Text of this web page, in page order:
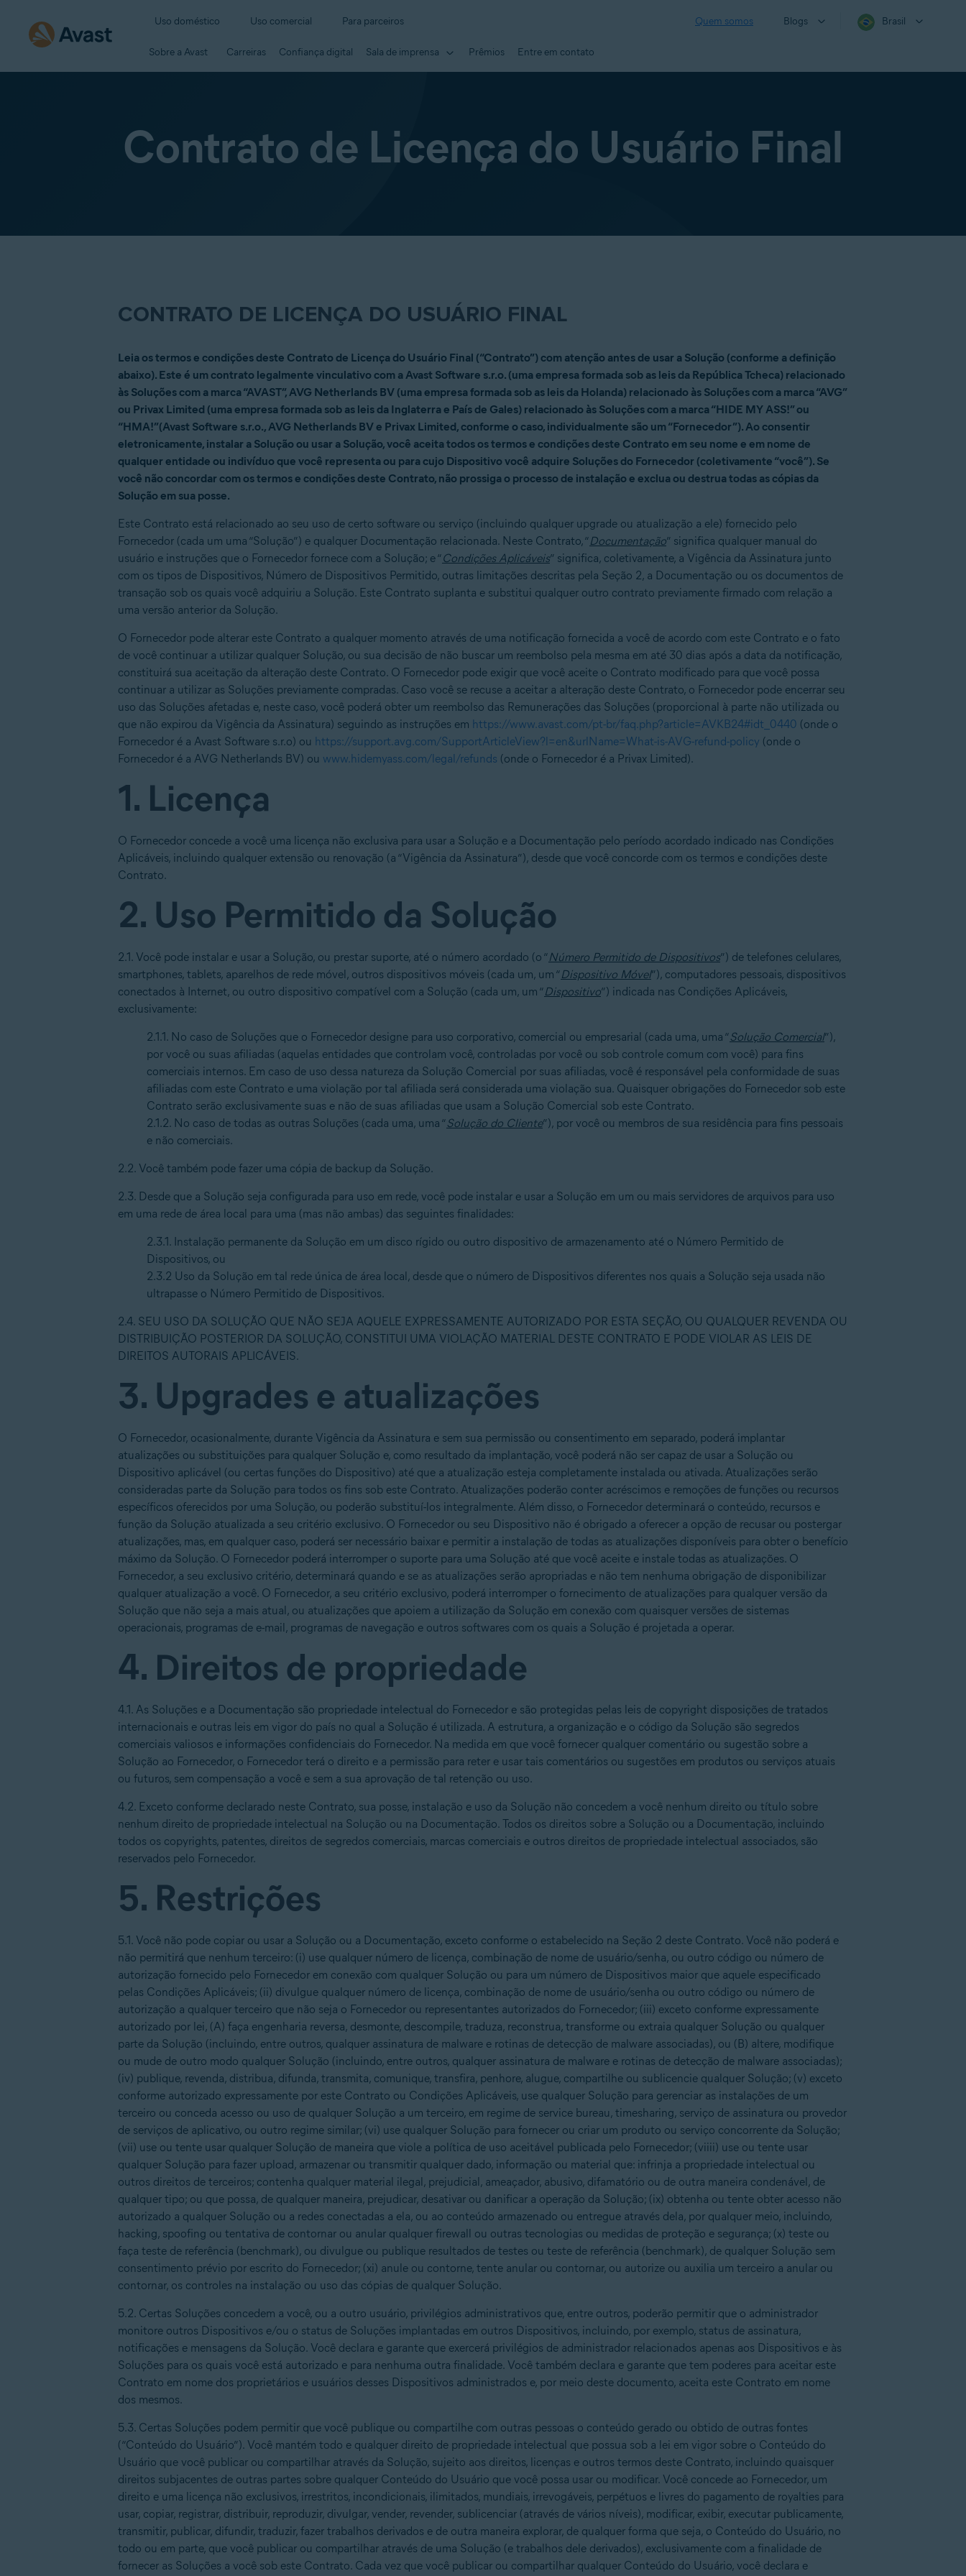
Uso doméstico Uso comercial Para parceiros Quem somos Blogs Brasil
Sobre a Avast Carreiras Confiança digital Sala de imprensa Prêmios Entre em contato
Contrato de Licença do Usuário Final
CONTRATO DE LICENÇA DO USUÁRIO FINAL
Leia os termos e condições deste Contrato de Licença do Usuário Final (“Contrato”) com atenção antes de usar a Solução (conforme a definição
abaixo). Este é um contrato legalmente vinculativo com a Avast Software s.r.o. (uma empresa formada sob as leis da República Tcheca) relacionado
às Soluções com a marca “AVAST”, AVG Netherlands BV (uma empresa formada sob as leis da Holanda) relacionado às Soluções com a marca “AVG”
ou Privax Limited (uma empresa formada sob as leis da Inglaterra e País de Gales) relacionado às Soluções com a marca “HIDE MY ASS!” ou
“HMA!”(Avast Software s.r.o., AVG Netherlands BV e Privax Limited, conforme o caso, individualmente são um “Fornecedor”). Ao consentir
eletronicamente, instalar a Solução ou usar a Solução, você aceita todos os termos e condições deste Contrato em seu nome e em nome de
qualquer entidade ou indivíduo que você representa ou para cujo Dispositivo você adquire Soluções do Fornecedor (coletivamente “você”). Se
você não concordar com os termos e condições deste Contrato, não prossiga o processo de instalação e exclua ou destrua todas as cópias da
Solução em sua posse.
Este Contrato está relacionado ao seu uso de certo software ou serviço (incluindo qualquer upgrade ou atualização a ele) fornecido pelo
Fornecedor (cada um uma “Solução”) e qualquer Documentação relacionada. Neste Contrato, “Documentação” significa qualquer manual do
usuário e instruções que o Fornecedor fornece com a Solução; e “Condições Aplicáveis” significa, coletivamente, a Vigência da Assinatura junto
com os tipos de Dispositivos, Número de Dispositivos Permitido, outras limitações descritas pela Seção 2, a Documentação ou os documentos de
transação sob os quais você adquiriu a Solução. Este Contrato suplanta e substitui qualquer outro contrato previamente firmado com relação a
uma versão anterior da Solução.
O Fornecedor pode alterar este Contrato a qualquer momento através de uma notificação fornecida a você de acordo com este Contrato e o fato
de você continuar a utilizar qualquer Solução, ou sua decisão de não buscar um reembolso pela mesma em até 30 dias após a data da notificação,
constituirá sua aceitação da alteração deste Contrato. O Fornecedor pode exigir que você aceite o Contrato modificado para que você possa
continuar a utilizar as Soluções previamente compradas. Caso você se recuse a aceitar a alteração deste Contrato, o Fornecedor pode encerrar seu
uso das Soluções afetadas e, neste caso, você poderá obter um reembolso das Remunerações das Soluções (proporcional à parte não utilizada ou
que não expirou da Vigência da Assinatura) seguindo as instruções em https://www.avast.com/pt-br/faq.php?article=AVKB24#idt_0440 (onde o
Fornecedor é a Avast Software s.r.o) ou https://support.avg.com/SupportArticleView?l=en&urlName=What-is-AVG-refund-policy (onde o
Fornecedor é a AVG Netherlands BV) ou www.hidemyass.com/legal/refunds (onde o Fornecedor é a Privax Limited).
1. Licença
O Fornecedor concede a você uma licença não exclusiva para usar a Solução e a Documentação pelo período acordado indicado nas Condições
Aplicáveis, incluindo qualquer extensão ou renovação (a “Vigência da Assinatura”), desde que você concorde com os termos e condições deste
Contrato.
2. Uso Permitido da Solução
2.1. Você pode instalar e usar a Solução, ou prestar suporte, até o número acordado (o “Número Permitido de Dispositivos”) de telefones celulares,
smartphones, tablets, aparelhos de rede móvel, outros dispositivos móveis (cada um, um “Dispositivo Móvel”), computadores pessoais, dispositivos
conectados à Internet, ou outro dispositivo compatível com a Solução (cada um, um “Dispositivo”) indicada nas Condições Aplicáveis,
exclusivamente:
2.1.1. No caso de Soluções que o Fornecedor designe para uso corporativo, comercial ou empresarial (cada uma, uma “Solução Comercial”),
por você ou suas afiliadas (aquelas entidades que controlam você, controladas por você ou sob controle comum com você) para fins
comerciais internos. Em caso de uso dessa natureza da Solução Comercial por suas afiliadas, você é responsável pela conformidade de suas
afiliadas com este Contrato e uma violação por tal afiliada será considerada uma violação sua. Quaisquer obrigações do Fornecedor sob este
Contrato serão exclusivamente suas e não de suas afiliadas que usam a Solução Comercial sob este Contrato.
2.1.2. No caso de todas as outras Soluções (cada uma, uma “Solução do Cliente”), por você ou membros de sua residência para fins pessoais
e não comerciais.
2.2. Você também pode fazer uma cópia de backup da Solução.
2.3. Desde que a Solução seja configurada para uso em rede, você pode instalar e usar a Solução em um ou mais servidores de arquivos para uso
em uma rede de área local para uma (mas não ambas) das seguintes finalidades:
2.3.1. Instalação permanente da Solução em um disco rígido ou outro dispositivo de armazenamento até o Número Permitido de
Dispositivos, ou
2.3.2 Uso da Solução em tal rede única de área local, desde que o número de Dispositivos diferentes nos quais a Solução seja usada não
ultrapasse o Número Permitido de Dispositivos.
2.4. SEU USO DA SOLUÇÃO QUE NÃO SEJA AQUELE EXPRESSAMENTE AUTORIZADO POR ESTA SEÇÃO, OU QUALQUER REVENDA OU
DISTRIBUIÇÃO POSTERIOR DA SOLUÇÃO, CONSTITUI UMA VIOLAÇÃO MATERIAL DESTE CONTRATO E PODE VIOLAR AS LEIS DE
DIREITOS AUTORAIS APLICÁVEIS.
3. Upgrades e atualizações
O Fornecedor, ocasionalmente, durante Vigência da Assinatura e sem sua permissão ou consentimento em separado, poderá implantar
atualizações ou substituições para qualquer Solução e, como resultado da implantação, você poderá não ser capaz de usar a Solução ou
Dispositivo aplicável (ou certas funções do Dispositivo) até que a atualização esteja completamente instalada ou ativada. Atualizações serão
consideradas parte da Solução para todos os fins sob este Contrato. Atualizações poderão conter acréscimos e remoções de funções ou recursos
específicos oferecidos por uma Solução, ou poderão substituí-los integralmente. Além disso, o Fornecedor determinará o conteúdo, recursos e
função da Solução atualizada a seu critério exclusivo. O Fornecedor ou seu Dispositivo não é obrigado a oferecer a opção de recusar ou postergar
atualizações, mas, em qualquer caso, poderá ser necessário baixar e permitir a instalação de todas as atualizações disponíveis para obter o benefício
máximo da Solução. O Fornecedor poderá interromper o suporte para uma Solução até que você aceite e instale todas as atualizações. O
Fornecedor, a seu exclusivo critério, determinará quando e se as atualizações serão apropriadas e não tem nenhuma obrigação de disponibilizar
qualquer atualização a você. O Fornecedor, a seu critério exclusivo, poderá interromper o fornecimento de atualizações para qualquer versão da
Solução que não seja a mais atual, ou atualizações que apoiem a utilização da Solução em conexão com quaisquer versões de sistemas
operacionais, programas de e-mail, programas de navegação e outros softwares com os quais a Solução é projetada a operar.
4. Direitos de propriedade
4.1. As Soluções e a Documentação são propriedade intelectual do Fornecedor e são protegidas pelas leis de copyright disposições de tratados
internacionais e outras leis em vigor do país no qual a Solução é utilizada. A estrutura, a organização e o código da Solução são segredos
comerciais valiosos e informações confidenciais do Fornecedor. Na medida em que você fornecer qualquer comentário ou sugestão sobre a
Solução ao Fornecedor, o Fornecedor terá o direito e a permissão para reter e usar tais comentários ou sugestões em produtos ou serviços atuais
ou futuros, sem compensação a você e sem a sua aprovação de tal retenção ou uso.
4.2. Exceto conforme declarado neste Contrato, sua posse, instalação e uso da Solução não concedem a você nenhum direito ou título sobre
nenhum direito de propriedade intelectual na Solução ou na Documentação. Todos os direitos sobre a Solução ou a Documentação, incluindo
todos os copyrights, patentes, direitos de segredos comerciais, marcas comerciais e outros direitos de propriedade intelectual associados, são
reservados pelo Fornecedor.
5. Restrições
5.1. Você não pode copiar ou usar a Solução ou a Documentação, exceto conforme o estabelecido na Seção 2 deste Contrato. Você não poderá e
não permitirá que nenhum terceiro: (i) use qualquer número de licença, combinação de nome de usuário/senha, ou outro código ou número de
autorização fornecido pelo Fornecedor em conexão com qualquer Solução ou para um número de Dispositivos maior que aquele especificado
pelas Condições Aplicáveis; (ii) divulgue qualquer número de licença, combinação de nome de usuário/senha ou outro código ou número de
autorização a qualquer terceiro que não seja o Fornecedor ou representantes autorizados do Fornecedor; (iii) exceto conforme expressamente
autorizado por lei, (A) faça engenharia reversa, desmonte, descompile, traduza, reconstrua, transforme ou extraia qualquer Solução ou qualquer
parte da Solução (incluindo, entre outros, qualquer assinatura de malware e rotinas de detecção de malware associadas), ou (B) altere, modifique
ou mude de outro modo qualquer Solução (incluindo, entre outros, qualquer assinatura de malware e rotinas de detecção de malware associadas);
(iv) publique, revenda, distribua, difunda, transmita, comunique, transfira, penhore, alugue, compartilhe ou sublicencie qualquer Solução; (v) exceto
conforme autorizado expressamente por este Contrato ou Condições Aplicáveis, use qualquer Solução para gerenciar as instalações de um
terceiro ou conceda acesso ou uso de qualquer Solução a um terceiro, em regime de service bureau, timesharing, serviço de assinatura ou provedor
de serviços de aplicativo, ou outro regime similar; (vi) use qualquer Solução para fornecer ou criar um produto ou serviço concorrente da Solução;
(vii) use ou tente usar qualquer Solução de maneira que viole a política de uso aceitável publicada pelo Fornecedor; (viiii) use ou tente usar
qualquer Solução para fazer upload, armazenar ou transmitir qualquer dado, informação ou material que: infrinja a propriedade intelectual ou
outros direitos de terceiros; contenha qualquer material ilegal, prejudicial, ameaçador, abusivo, difamatório ou de outra maneira condenável, de
qualquer tipo; ou que possa, de qualquer maneira, prejudicar, desativar ou danificar a operação da Solução; (ix) obtenha ou tente obter acesso não
autorizado a qualquer Solução ou a redes conectadas a ela, ou ao conteúdo armazenado ou entregue através dela, por qualquer meio, incluindo,
hacking, spoofing ou tentativa de contornar ou anular qualquer firewall ou outras tecnologias ou medidas de proteção e segurança; (x) teste ou
faça teste de referência (benchmark), ou divulgue ou publique resultados de testes ou teste de referência (benchmark), de qualquer Solução sem
consentimento prévio por escrito do Fornecedor; (xi) anule ou contorne, tente anular ou contornar, ou autorize ou auxilia um terceiro a anular ou
contornar, os controles na instalação ou uso das cópias de qualquer Solução.
5.2. Certas Soluções concedem a você, ou a outro usuário, privilégios administrativos que, entre outros, poderão permitir que o administrador
monitore outros Dispositivos e/ou o status de Soluções implantadas em outros Dispositivos, incluindo, por exemplo, status de assinatura,
notificações e mensagens da Solução. Você declara e garante que exercerá privilégios de administrador relacionados apenas aos Dispositivos e às
Soluções para os quais você está autorizado e para nenhuma outra finalidade. Você também declara e garante que tem poderes para aceitar este
Contrato em nome dos proprietários e usuários desses Dispositivos administrados e, por meio deste documento, aceita este Contrato em nome
dos mesmos.
5.3. Certas Soluções podem permitir que você publique ou compartilhe com outras pessoas o conteúdo gerado ou obtido de outras fontes
(“Conteúdo do Usuário”). Você mantém todo e qualquer direito de propriedade intelectual que possua sob a lei em vigor sobre o Conteúdo do
Usuário que você publicar ou compartilhar através da Solução, sujeito aos direitos, licenças e outros termos deste Contrato, incluindo quaisquer
direitos subjacentes de outras partes sobre qualquer Conteúdo do Usuário que você possa usar ou modificar. Você concede ao Fornecedor, um
direito e uma licença não exclusivos, irrestritos, incondicionais, ilimitados, mundiais, irrevogáveis, perpétuos e livres do pagamento de royalties para
usar, copiar, registrar, distribuir, reproduzir, divulgar, vender, revender, sublicenciar (através de vários níveis), modificar, exibir, executar publicamente,
transmitir, publicar, difundir, traduzir, fazer trabalhos derivados e de outra maneira explorar, de qualquer forma que seja, o Conteúdo do Usuário, no
todo ou em parte, que você publicar ou compartilhar através de uma Solução (e trabalhos dele derivados), exclusivamente com a finalidade de
fornecer as Soluções a você sob este Contrato. Cada vez que você publicar ou compartilhar qualquer Conteúdo do Usuário, você declara e